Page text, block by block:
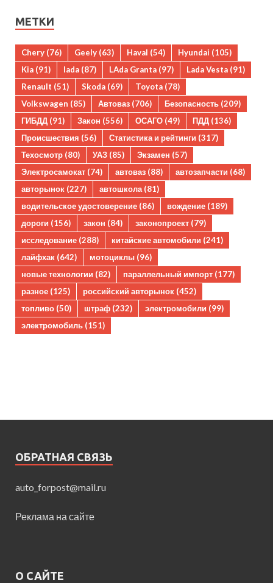
МЕТКИ
Chery (76) Geely (63) Haval (54) Hyundai (105)
Kia (91) lada (87) LAda Granta (97) Lada Vesta (91)
Renault (51) Skoda (69) Toyota (78)
Volkswagen (85) Автоваз (706) Безопасность (209)
ГИБДД (91) Закон (556) ОСАГО (49) ПДД (136)
Происшествия (56) Статистика и рейтинги (317)
Техосмотр (80) УАЗ (85) Экзамен (57)
Электросамокат (74) автоваз (88) автозапчасти (68)
авторынок (227) автошкола(81)
водительское удостоверение (86) вождение (189)
дороги (156) закон (84) законопроект (79)
исследование (288) китайские автомобили (241)
лайфхак (642) мотоциклы (96)
новые технологии (82) параллельный импорт (177)
разное (125) российский авторынок (452)
топливо (50) штраф (232) электромобили (99)
электромобиль (151)
ОБРАТНАЯ СВЯЗЬ
auto_forpost@mail.ru
Реклама на сайте
О САЙТЕ